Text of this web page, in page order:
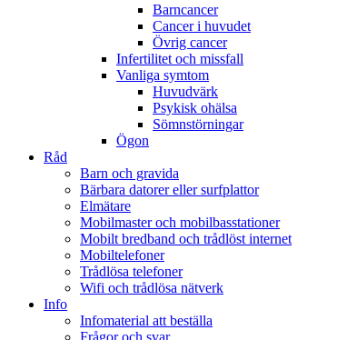
Barncancer
Cancer i huvudet
Övrig cancer
Infertilitet och missfall
Vanliga symtom
Huvudvärk
Psykisk ohälsa
Sömnstörningar
Ögon
Råd
Barn och gravida
Bärbara datorer eller surfplattor
Elmätare
Mobilmaster och mobilbasstationer
Mobilt bredband och trådlöst internet
Mobiltelefoner
Trådlösa telefoner
Wifi och trådlösa nätverk
Info
Infomaterial att beställa
Frågor och svar